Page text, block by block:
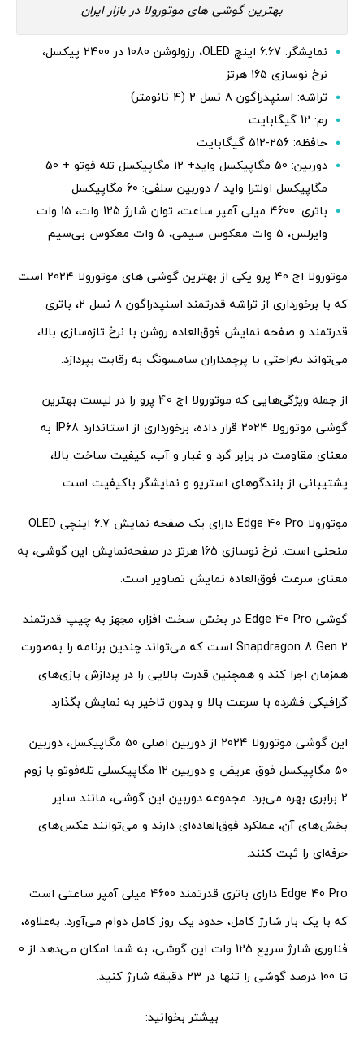
بهترین گوشی های موتورولا در بازار ایران
نمایشگر: 6.67 اینچ OLED، رزولوشن 1080 در 2400 پیکسل،
نرخ نوسازی 165 هرتز
تراشه: اسنپدراگون 8 نسل 2 (4 نانومتر)
رم: 12 گیگابایت
حافظه: 256-512 گیگابایت
دوربین: 50 مگاپیکسل واید+ 12 مگاپیکسل تله فوتو + 50
مگاپیکسل اولترا واید / دوربین سلفی: 60 مگاپیکسل
باتری: 4600 میلی آمپر ساعت، توان شارژ 125 وات، 15 وات
وایرلس، 5 وات معکوس سیمی، 5 وات معکوس بی‌سیم
موتورولا اج 40 پرو یکی از بهترین گوشی های موتورولا 2024 است
که با برخورداری از تراشه قدرتمند اسنپدراگون 8 نسل 2، باتری
قدرتمند و صفحه نمایش فوق‌العاده روشن با نرخ تازه‌سازی بالا،
می‌تواند به‌راحتی با پرچمداران سامسونگ به رقابت بپردازد.
از جمله ویژگی‌هایی که موتورولا اج 40 پرو را در لیست بهترین
گوشی موتورولا 2024 قرار داده، برخورداری از استاندارد IP68 به
معنای مقاومت در برابر گرد و غبار و آب، کیفیت ساخت بالا،
پشتیبانی از بلندگوهای استریو و نمایشگر باکیفیت است.
موتورولا Edge 40 Pro دارای یک صفحه نمایش 6.7 اینچی OLED
منحنی است. نرخ نوسازی 165 هرتز در صفحه‌نمایش این گوشی، به
معنای سرعت فوق‌العاده نمایش تصاویر است.
گوشی Edge 40 Pro در بخش سخت افزار، مجهز به چیپ قدرتمند
Snapdragon 8 Gen 2 است که می‌تواند چندین برنامه را به‌صورت
همزمان اجرا کند و همچنین قدرت بالایی را در پردازش بازی‌های
گرافیکی فشرده با سرعت بالا و بدون تاخیر به نمایش بگذارد.
این گوشی موتورولا 2024 از دوربین اصلی 50 مگاپیکسل، دوربین
50 مگاپیکسل فوق عریض و دوربین 12 مگاپیکسلی تله‌فوتو با زوم
2 برابری بهره می‌برد. مجموعه دوربین این گوشی، مانند سایر
بخش‌های آن، عملکرد فوق‌العاده‌ای دارند و می‌توانند عکس‌های
حرفه‌ای را ثبت کنند.
Edge 40 Pro دارای باتری قدرتمند 4600 میلی آمپر ساعتی است
که با یک بار شارژ کامل، حدود یک روز کامل دوام می‌آورد. به‌علاوه،
فناوری شارژ سریع 125 وات این گوشی، به شما امکان می‌دهد از 0
تا 100 درصد گوشی را تنها در 23 دقیقه شارژ کنید.
بیشتر بخوانید: